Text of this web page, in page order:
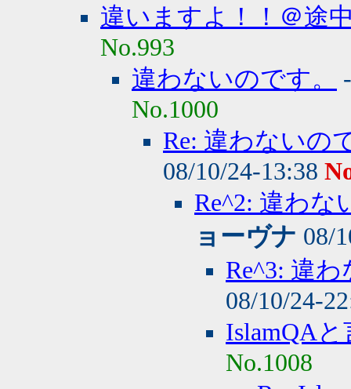
違いますよ！！＠途
No.993
違わないのです。
No.1000
Re: 違わないの
08/10/24-13:38
Re^2: 違わ
ョーヴナ 08/
Re^3: 違
08/10/24-
IslamQA
No.1008